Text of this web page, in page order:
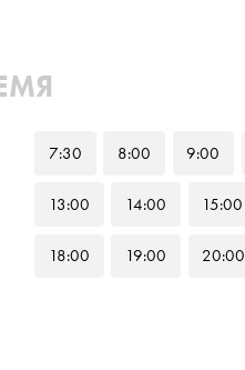
7:30 8:00 9:00
13:00 14:00 15:00
18:00 19:00 20:00